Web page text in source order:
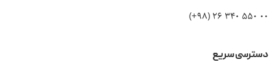
00 550 340 26 (98+)
دسترسی سریع